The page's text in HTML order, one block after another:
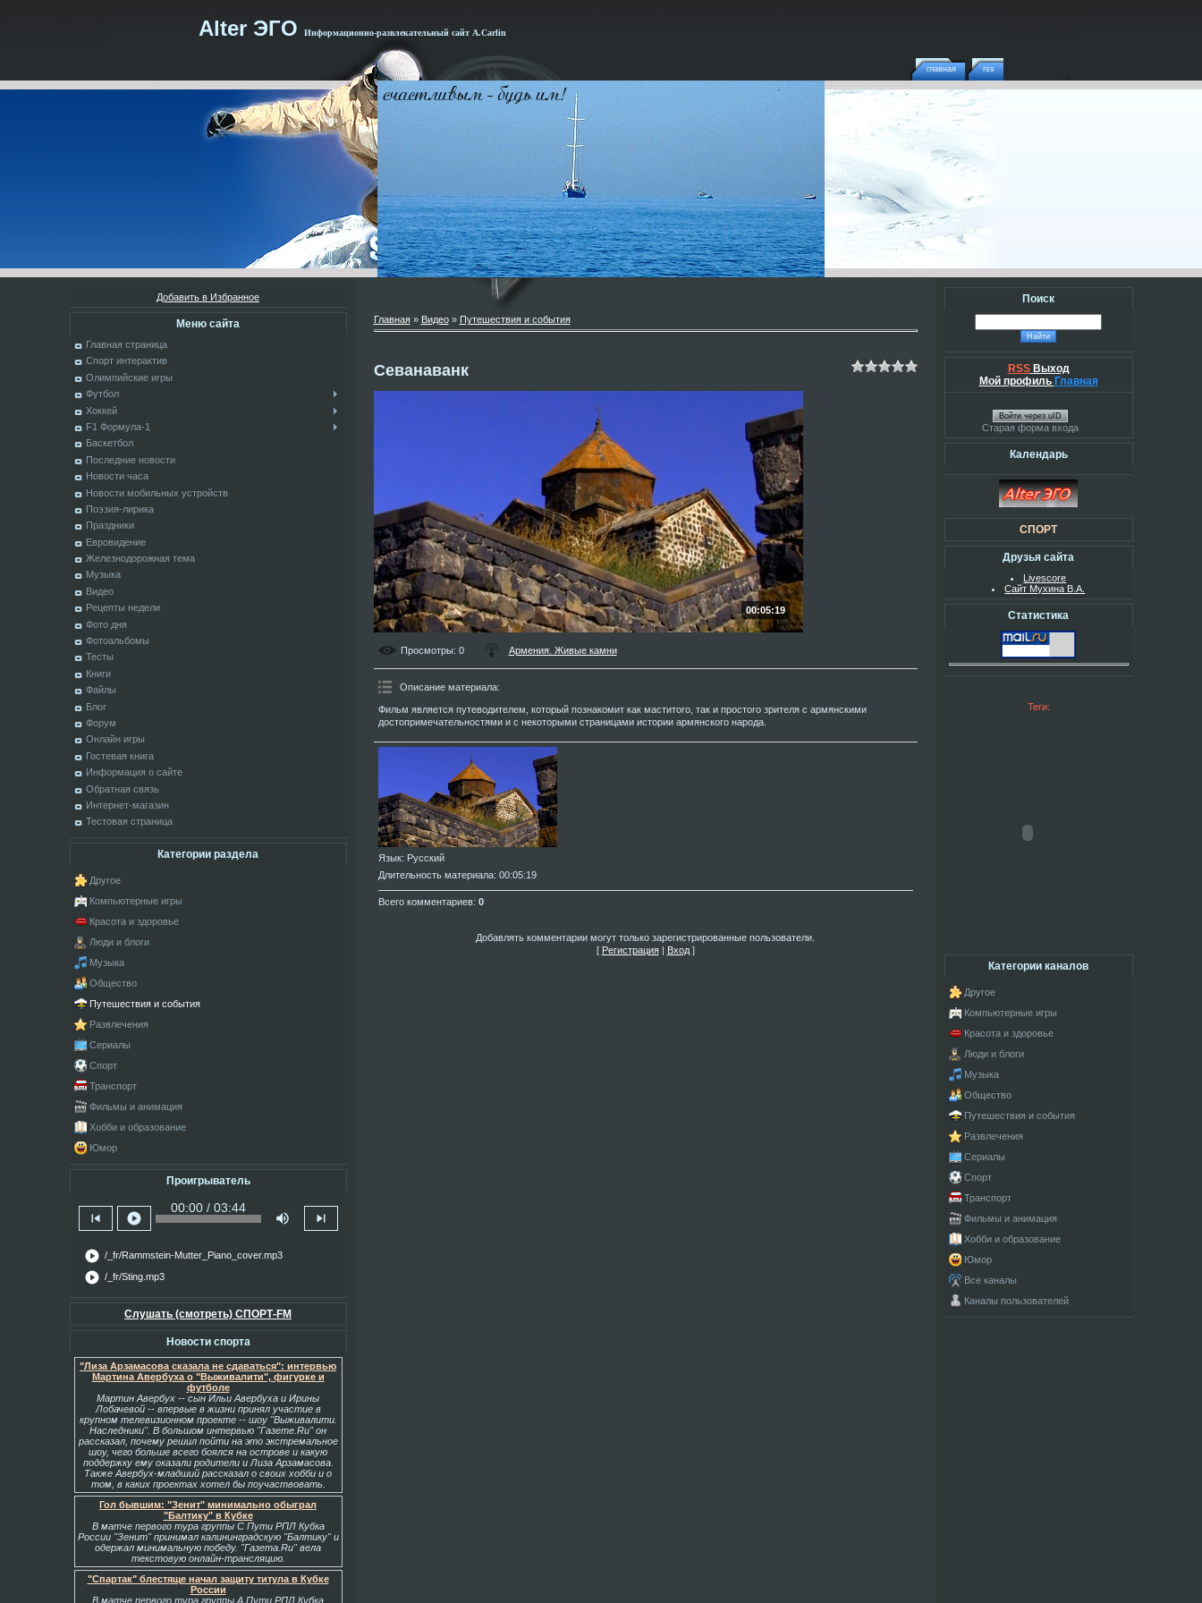
Alter ЭГО Информационно-развлекательный сайт А.Carlin
rss
главная
Добавить в Избранное
Меню сайта
Главная страница
Спорт интерактив
Олимпийские игры
Футбол
Хоккей
F1 Формула-1
Баскетбол
Последние новости
Новости часа
Новости мобильных устройств
Поэзия-лирика
Праздники
Евровидение
Железнодорожная тема
Музыка
Видео
Рецепты недели
Фото дня
Фотоальбомы
Тесты
Книги
Файлы
Блог
Форум
Онлайн игры
Гостевая книга
Информация о сайте
Обратная связь
Интернет-магазин
Тестовая страница
Категории раздела
Другое
Компьютерные игры
Красота и здоровье
Люди и блоги
Музыка
Общество
Путешествия и события
Развлечения
Сериалы
Спорт
Транспорт
Фильмы и анимация
Хобби и образование
Юмор
Проигрыватель
skip_previous play_circle
00:00 / 03:44
volume_up skip_next
play_circle /_fr/Rammstein-Mutter_Piano_cover.mp3
play_circle /_fr/Sting.mp3
Слушать (смотреть) СПОРТ-FM
Новости спорта
"Лиза Арзамасова сказала не сдаваться": интервью
Мартина Авербуха о "Выживалити", фигурке и
футболе
Мартин Авербух -- сын Ильи Авербуха и Ирины
Лобачевой -- впервые в жизни принял участие в
крупном телевизионном проекте -- шоу "Выживалити.
Наследники". В большом интервью "Газете.Ru" он
рассказал, почему решил пойти на это экстремальное
шоу, чего больше всего боялся на острове и какую
поддержку ему оказали родители и Лиза Арзамасова.
Также Авербух-младший рассказал о своих хобби и о
том, в каких проектах хотел бы поучаствовать.
Гол бывшим: "Зенит" минимально обыграл
"Балтику" в Кубке
В матче первого тура группы С Пути РПЛ Кубка
России "Зенит" принимал калининградскую "Балтику" и
одержал минимальную победу. "Газета.Ru" вела
текстовую онлайн-трансляцию.
"Спартак" блестяще начал защиту титула в Кубке
России
В матче первого тура группы А Пути РПЛ Кубка
Главная» Видео» Путешествия и события
Севанаванк
00:05:19
Просмотры: 0 Армения. Живые камни
Описание материала:
Фильм является путеводителем, который познакомит как маститого, так и простого зрителя с армянскими
достопримечательностями и с некоторыми страницами истории армянского народа.
Язык: Русский
Длительность материала: 00:05:19
Всего комментариев: 0
Добавлять комментарии могут только зарегистрированные пользователи.
[ Регистрация| Вход]
Поиск
RSS Выход
Мой профиль Главная
Войти через uID
Старая форма входа
Календарь
СПОРТ
Друзья сайта
Livescore
Сайт Мухина В.А.
Статистика
Теги:
Категории каналов
Другое
Компьютерные игры
Красота и здоровье
Люди и блоги
Музыка
Общество
Путешествия и события
Развлечения
Сериалы
Спорт
Транспорт
Фильмы и анимация
Хобби и образование
Юмор
Все каналы
Каналы пользователей